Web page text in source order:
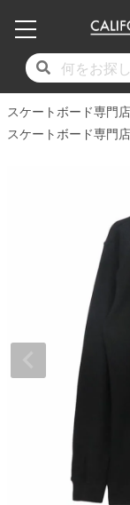
スケートボード専門店
スケートボード専門店
17時
毎月1日はポイ
17時
毎月1日はポイ
デッキブランド
サイズからデッ
子供用デッキ
7.0inch以下
7.7inch
17時
毎月1日はポイ
トラックブラン
適合デッキサイ
7.0inch以下
7.2inch
7.8inch
ウィール
17時
毎月1日はポイ
ウィールブラン
ウィールをサイ
50mm
51mm
56mm
スピットファイ
ボーンズ XF（
ボーンズ STF（
ベアリング
デッキテープ
ボルト
パーツ・その他
17時
毎月1日はポイ
シューズブラン
シューズをサイ
20cm
21cm
24cm
インソール
シューレース・そ
17時
毎月1日はポイ
ロングスリー
ジャケット
パーカー
トレーナー・
パンツ
ショーツ
長袖ボタンシ
17時
毎月1日はポイ
17時
毎月1日はポイ
スタッフおすす
ブランド紹介
INFO
スケートパーク情
17時
毎月1日はポイ
ショップライダ
スタッフ紹介
カリフォルニア
プライバシーポリ
特定商取引法に